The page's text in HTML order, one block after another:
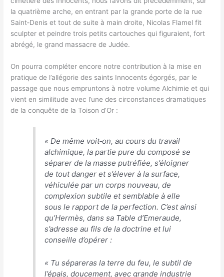
la quatrième arche, en entrant par la grande porte de la rue
Saint‑Denis et tout de suite à main droite, Nicolas Flamel fit
sculpter et peindre trois petits cartouches qui figuraient, fort
abrégé, le grand massacre de Judée.
On pourra compléter encore notre contribution à la mise en
pratique de l’allégorie des saints Innocents égorgés, par le
passage que nous empruntons à notre volume Alchimie et qui
vient en similitude avec l’une des circonstances dramatiques
de la conquête de la Toison d’Or :
«De même voit‑on, au cours du travail
alchimique, la partie pure du composé se
séparer de la masse putréfiée, s’éloigner
de tout danger et s’élever à la surface,
véhiculée par un corps nouveau, de
complexion subtile et semblable à elle
sous le rapport de la perfection. C’est ainsi
qu’Hermès, dans sa Table d’Emeraude,
s’adresse au fils de la doctrine et lui
conseille d’opérer :
« Tu sépareras la terre du feu, le subtil de
l’épais, doucement, avec grande industrie